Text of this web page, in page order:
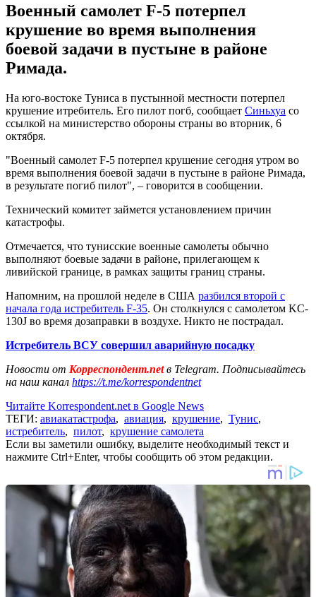
Военный самолет F-5 потерпел
крушение во время выполнения
боевой задачи в пустыне в районе
Римада.
На юго-востоке Туниса в пустынной местности потерпел
крушение итребитель. Его пилот погб, сообщает Синьхуа со
ссылкой на министерство обороны страны во вторник, 6
октября.
"Военный самолет F-5 потерпел крушение сегодня утром во
время выполнения боевой задачи в пустыне в районе Римада,
в результате погиб пилот", – говорится в сообщении.
Технический комитет займется установлением причин
катастрофы.
Отмечается, что тунисские военные самолеты обычно
выполняют боевые задачи в районе, прилегающем к
ливийской границе, в рамках защиты границ страны.
Напомним, на прошлой неделе в США разбился второй с
начала года истребитель F-35. Он столкнулся с самолетом KC-
130J во время дозаправки в воздухе. Никто не пострадал.
Истребитель ВСУ совершил аварийную посадку
Новости от Корреспондент.netв Telegram. Подписывайтесь
на наш канал https://t.me/korrespondentnet
Читайте Korrespondent.net в Google News
ТЕГИ: авиакатастрофа, авиация, крушение, Тунис,
истребитель, пилот, крушение самолета
Если вы заметили ошибку, выделите необходимый текст и
нажмите Ctrl+Enter, чтобы сообщить об этом редакции.